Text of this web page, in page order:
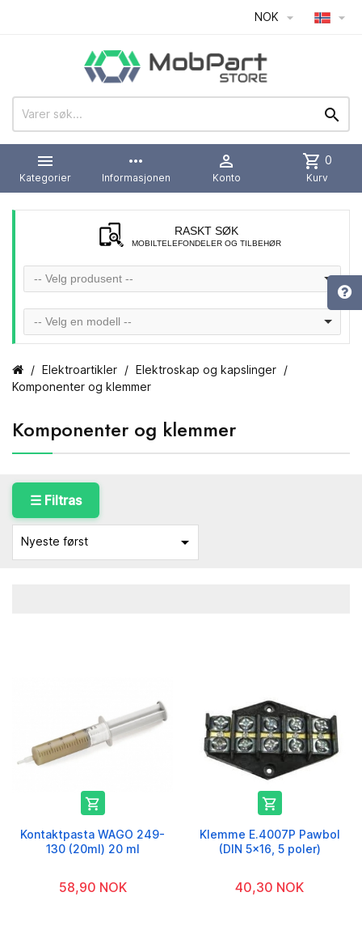
NOK  


Kategorier
more_horiz
Informasjonen

Konto
shopping_cart 0
Kurv
RASKT SØK
MOBILTELEFONDELER OG TILBEHØR
-- Velg produsent --
-- Velg en modell --
Elektroartikler
Elektroskap og kapslinger
Komponenter og klemmer
Komponenter og klemmer
☰ Filtras
Nyeste først 

Kontaktpasta WAGO 249-
130 (20ml) 20 ml
58,90 NOK

Klemme E.4007P Pawbol
(DIN 5x16, 5 poler)
40,30 NOK